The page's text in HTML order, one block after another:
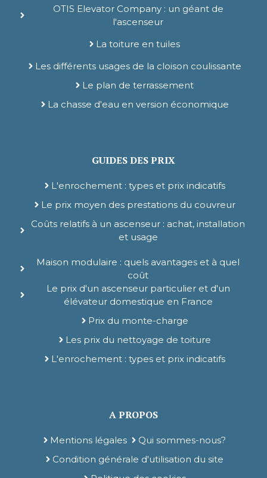
OTIS Elevator Company : un géant de
l'ascenseur
La toiture en tuiles
Les différents usages de la cloison coulissante
Le plan de terrassement
La chasse d'eau en version économique
GUIDES DES PRIX
L'enrochement : types et prix indicatifs
Le prix moyen des prestations du couvreur
Coûts relatifs à un ascenseur : achat, installation
et usage
Maison modulaire : quels avantages et à quel
coût
Le prix d'un ascenseur particulier et d'un
élévateur domestique en France
Prix du monte-charge
Les prix du nettoyage de toiture
L'enrochement : types et prix indicatifs
A PROPOS
Mentions légales
Qui sommes-nous?
Condition générale d'utilisation du site